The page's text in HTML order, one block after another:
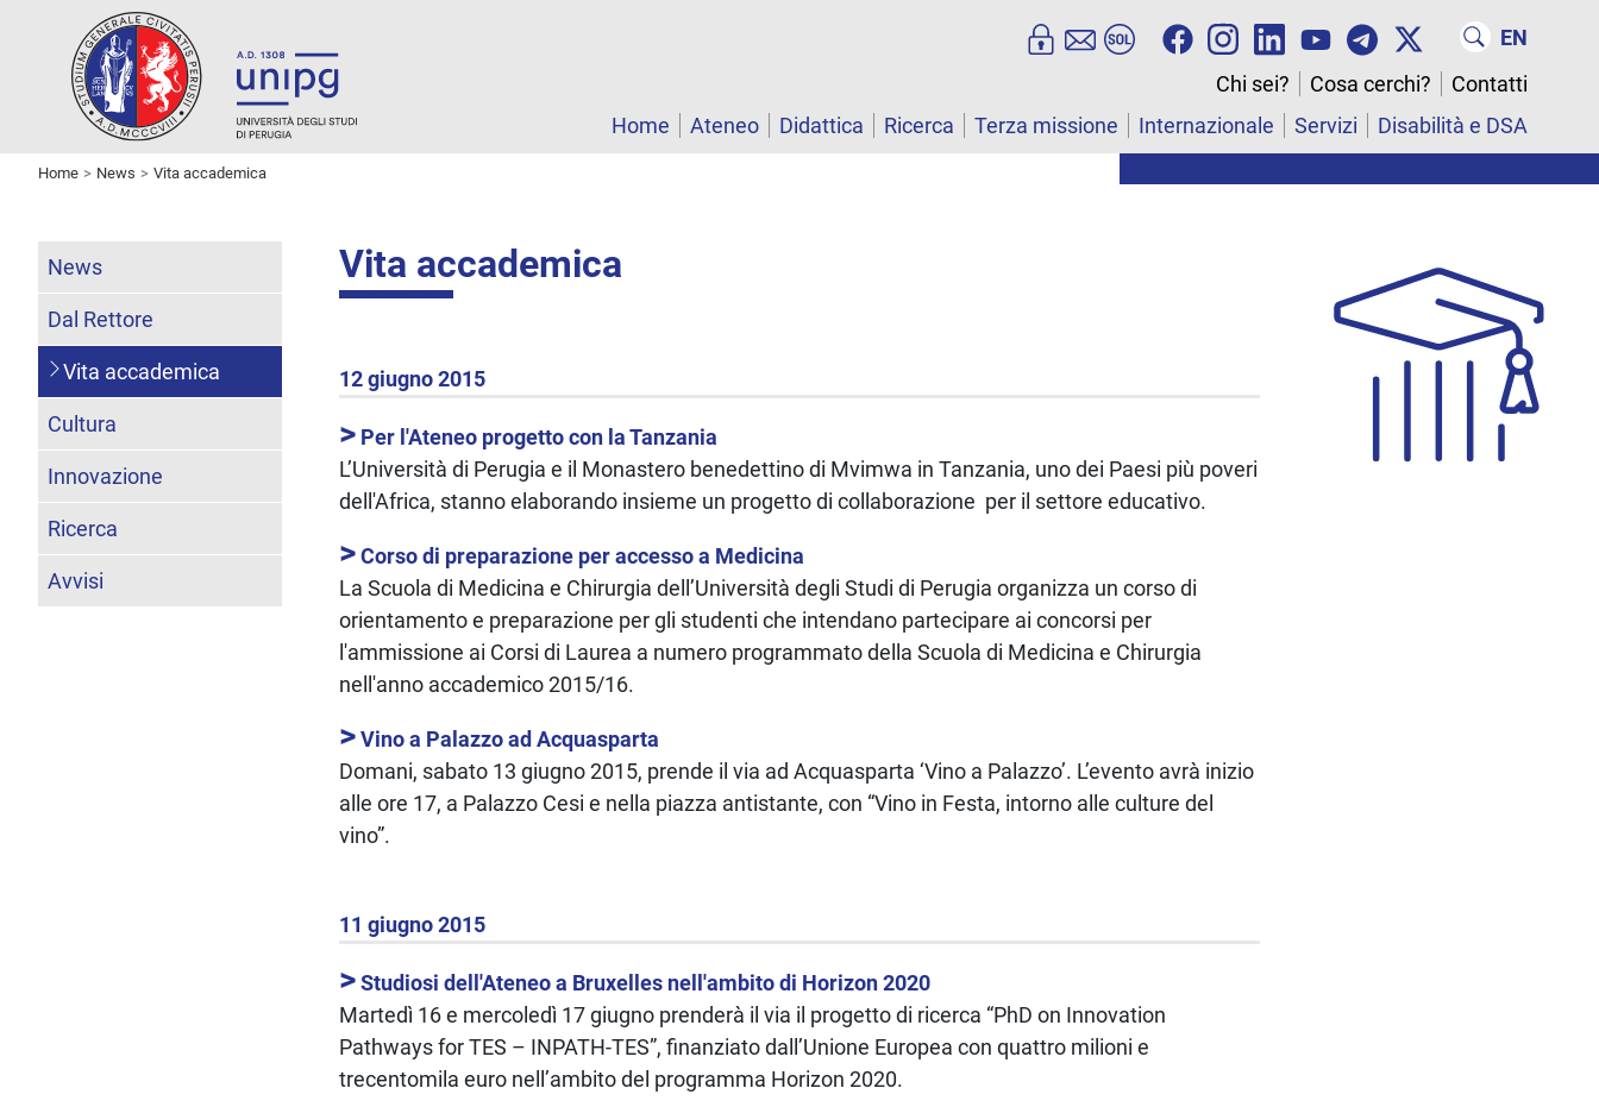
EN
Chi sei?
Cosa cerchi?
Contatti
Home
Ateneo Didattica Ricerca Terza missione Internazionale Servizi Disabilità e DSA
Home News Vita accademica
Vita accademica
12 giugno 2015
> Per l'Ateneo progetto con la Tanzania
L’Università di Perugia e il Monastero benedettino di Mvimwa in Tanzania, uno dei Paesi più poveri
dell'Africa, stanno elaborando insieme un progetto di collaborazione per il settore educativo.
> Corso di preparazione per accesso a Medicina
La Scuola di Medicina e Chirurgia dell’Università degli Studi di Perugia organizza un corso di
orientamento e preparazione per gli studenti che intendano partecipare ai concorsi per
l'ammissione ai Corsi di Laurea a numero programmato della Scuola di Medicina e Chirurgia
nell'anno accademico 2015/16.
> Vino a Palazzo ad Acquasparta
Domani, sabato 13 giugno 2015, prende il via ad Acquasparta ‘Vino a Palazzo’. L’evento avrà inizio
alle ore 17, a Palazzo Cesi e nella piazza antistante, con “Vino in Festa, intorno alle culture del
vino”.
11 giugno 2015
> Studiosi dell'Ateneo a Bruxelles nell'ambito di Horizon 2020
Martedì 16 e mercoledì 17 giugno prenderà il via il progetto di ricerca “PhD on Innovation
Pathways for TES – INPATH-TES”, finanziato dall’Unione Europea con quattro milioni e
trecentomila euro nell’ambito del programma Horizon 2020.
News
Dal Rettore
Vita accademica
Cultura
Innovazione
Ricerca
Avvisi